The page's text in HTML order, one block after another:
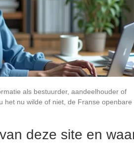
als bestuurder, aandeelhouder of
het nu wilde of niet, de Franse openbare
deze site en